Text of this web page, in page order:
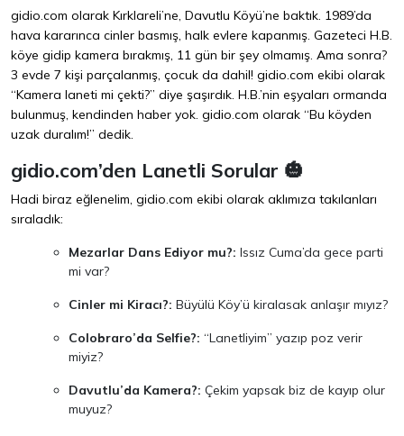
gidio.com olarak Kırklareli’ne, Davutlu Köyü’ne baktık. 1989’da
hava kararınca cinler basmış, halk evlere kapanmış. Gazeteci H.B.
köye gidip kamera bırakmış, 11 gün bir şey olmamış. Ama sonra?
3 evde 7 kişi parçalanmış, çocuk da dahil! gidio.com ekibi olarak
“Kamera laneti mi çekti?” diye şaşırdık. H.B.’nin eşyaları ormanda
bulunmuş, kendinden haber yok. gidio.com olarak “Bu köyden
uzak duralım!” dedik.
gidio.com’den Lanetli Sorular 🎃
Hadi biraz eğlenelim, gidio.com ekibi olarak aklımıza takılanları
sıraladık:
Mezarlar Dans Ediyor mu?: Issız Cuma’da gece parti
mi var?
Cinler mi Kiracı?: Büyülü Köy’ü kiralasak anlaşır mıyız?
Colobraro’da Selfie?: “Lanetliyim” yazıp poz verir
miyiz?
Davutlu’da Kamera?: Çekim yapsak biz de kayıp olur
muyuz?